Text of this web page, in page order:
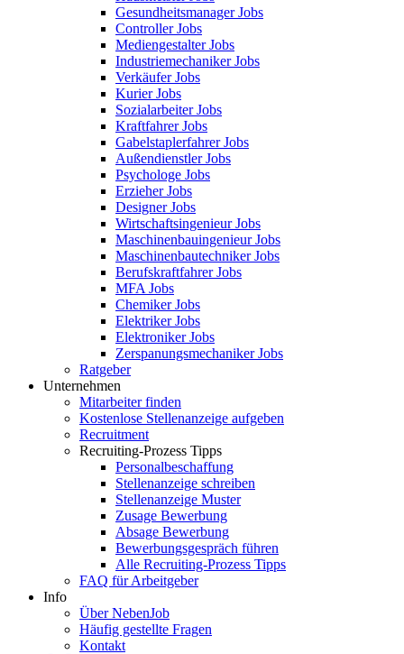
Gesundheitsmanager Jobs
Controller Jobs
Mediengestalter Jobs
Industriemechaniker Jobs
Verkäufer Jobs
Kurier Jobs
Sozialarbeiter Jobs
Kraftfahrer Jobs
Gabelstaplerfahrer Jobs
Außendienstler Jobs
Psychologe Jobs
Erzieher Jobs
Designer Jobs
Wirtschaftsingenieur Jobs
Maschinenbauingenieur Jobs
Maschinenbautechniker Jobs
Berufskraftfahrer Jobs
MFA Jobs
Chemiker Jobs
Elektriker Jobs
Elektroniker Jobs
Zerspanungsmechaniker Jobs
Ratgeber
Unternehmen
Mitarbeiter finden
Kostenlose Stellenanzeige aufgeben
Recruitment
Recruiting-Prozess Tipps
Personalbeschaffung
Stellenanzeige schreiben
Stellenanzeige Muster
Zusage Bewerbung
Absage Bewerbung
Bewerbungsgespräch führen
Alle Recruiting-Prozess Tipps
FAQ für Arbeitgeber
Info
Über NebenJob
Häufig gestellte Fragen
Kontakt